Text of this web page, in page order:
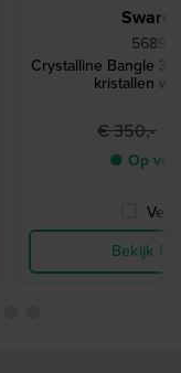
Crystalline Bangle
kristallen
€ 350,-
● Op
Bekijk